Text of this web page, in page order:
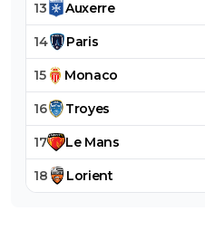
13 Auxerre
14 Paris
15 Monaco
16 Troyes
17 Le Mans
18 Lorient